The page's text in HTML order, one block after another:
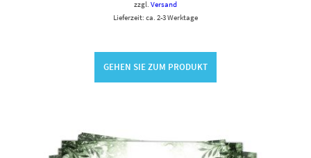
zzgl. Versand
Lieferzeit: ca. 2-3 Werktage
GEHEN SIE ZUM PRODUKT